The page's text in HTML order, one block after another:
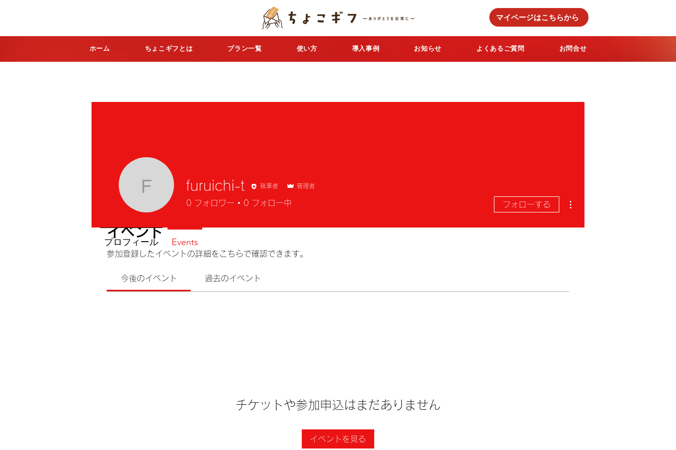
マイページはこちらから
ホーム ちょこギフとは プラン一覧 使い方 導入事例 お知らせ よくあるご質問 お問合せ
イベント
参加登録したイベントの詳細をこちらで確認できます。
今後のイベント 過去のイベント
チケットや参加申込はまだありません
イベントを見る
furuichi-tfuruichi-t 執筆者 管理者
0 フォロワー 0 フォロー中 フォローする
プロフィール Events